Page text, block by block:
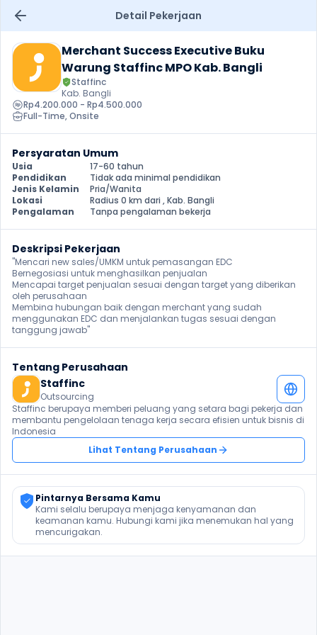
Detail Pekerjaan
Merchant Success Executive Buku
Warung Staffinc MPO Kab. Bangli
Staffinc
Kab. Bangli
Rp4.200.000 - Rp4.500.000
Full-Time, Onsite
Persyaratan Umum
Usia
17-60 tahun
Pendidikan
Tidak ada minimal pendidikan
Jenis Kelamin
Pria/Wanita
Lokasi
Radius 0 km dari , Kab. Bangli
Pengalaman
Tanpa pengalaman bekerja
Deskripsi Pekerjaan
"Mencari new sales/UMKM untuk pemasangan EDC
Bernegosiasi untuk menghasilkan penjualan
Mencapai target penjualan sesuai dengan target yang diberikan
oleh perusahaan
Membina hubungan baik dengan merchant yang sudah
menggunakan EDC dan menjalankan tugas sesuai dengan
tanggung jawab"
Tentang Perusahaan
Staffinc
Outsourcing
Staffinc berupaya memberi peluang yang setara bagi pekerja dan
membantu pengelolaan tenaga kerja secara efisien untuk bisnis di
Indonesia
Lihat Tentang Perusahaan
Pintarnya Bersama Kamu
Kami selalu berupaya menjaga kenyamanan dan
keamanan kamu. Hubungi kami jika menemukan hal yang
mencurigakan.